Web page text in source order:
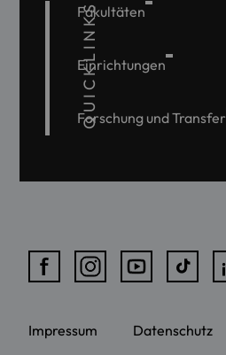
QUICKLINKS
Fakultäten
Einrichtungen
Forschung und Transfer
Impressum Datenschutz